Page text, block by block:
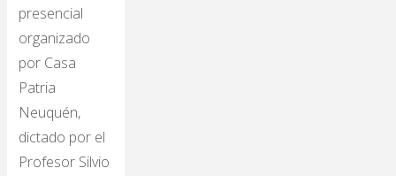
presencial
organizado
por Casa
Patria
Neuquén,
dictado por el
Profesor Silvio